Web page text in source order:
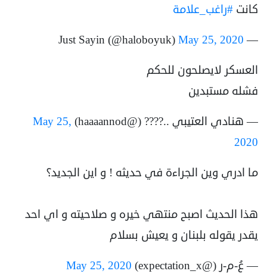
كانت #راغب_علامة
— Just Sayin (@haloboyuk)
May 25, 2020
العسكر لايصلحون للحكم
فشله مستبدين
— هنادي العتيبي ..???? (@haaaannod)
May 25,
2020
ما ادري وين الجراءة في حديثه ! و اين الجديد؟
هذا الحديث اصبح منتهي خيره و صلاحيته و اي احد
يقدر يقوله بلبنان و يعيش بسلام
— عُ-م-ر (@expectation_x)
May 25, 2020